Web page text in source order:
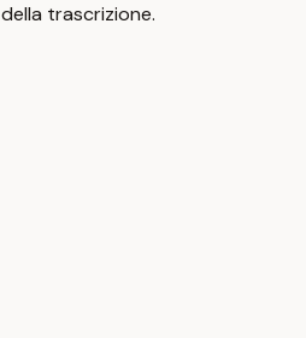
trascrizione.